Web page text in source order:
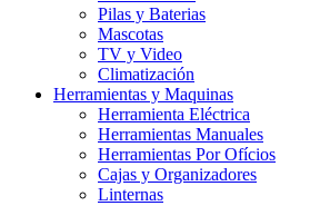
Pilas y Baterias
Mascotas
TV y Video
Climatización
Herramientas y Maquinas
Herramienta Eléctrica
Herramientas Manuales
Herramientas Por Ofícios
Cajas y Organizadores
Linternas